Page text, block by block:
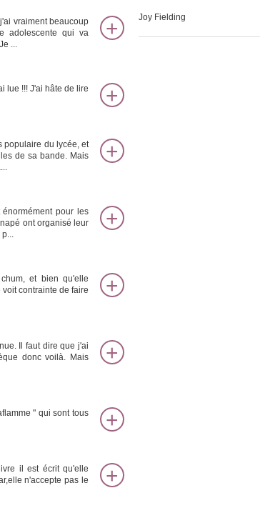
vraiment beaucoup
adolescente qui va
...
lue !!! J'ai hâte de lire
populaire du lycée, et
de sa bande. Mais
pour les
ont organisé leur
et bien qu'elle
contrainte de faire
Il faut dire que j'ai
donc voilà. Mais
" qui sont tous
il est écrit qu'elle
n'accepte pas le
Joy Fielding